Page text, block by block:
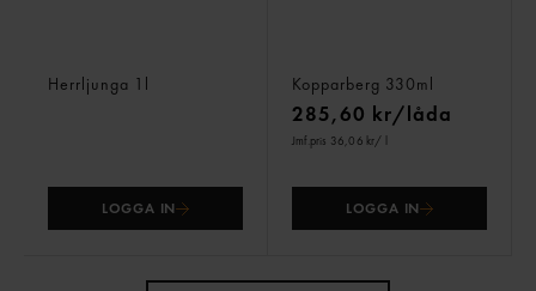
Herrljunga 1l
LOGGA IN
Kopparberg 330ml
285,60 kr/låda
Jmf.pris 36,06 kr/ l
LOGGA IN